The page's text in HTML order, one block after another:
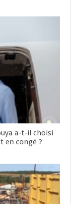
a-t-il choisi
en congé ?